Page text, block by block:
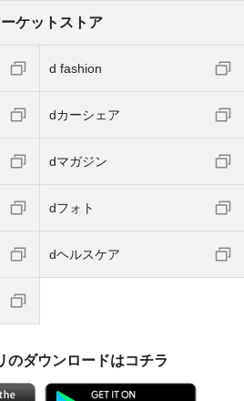
ケットストア
d fashion
dカーシェア
dマガジン
dフォト
dヘルスケア
のダウンロードはコチラ